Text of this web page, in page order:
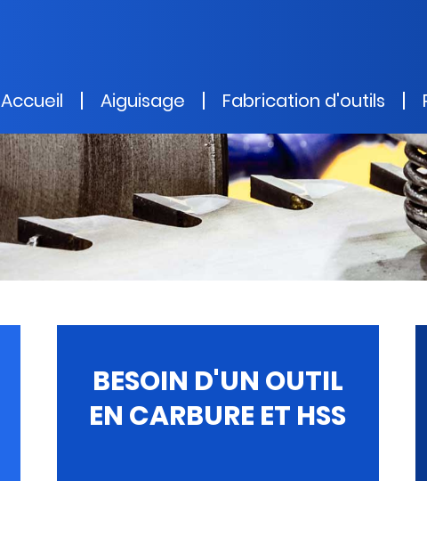
Accueil Aiguisage Fabrication d'outils
BESOIN D'UN OUTIL
EN CARBURE ET HSS